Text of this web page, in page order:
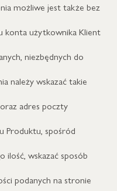
możliwe jest także bez
konta użytkownika Klient
niezbędnych do
należy wskazać takie
adres poczty
Produktu, spośród
wskazać sposób
podanych na stronie